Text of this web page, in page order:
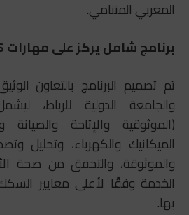
المغربي المتنامي.
برنامج شامل يركز على مهارات RAMS الأساسية
(الموثوقية والإتاحة
الميكانيك والكهرباء، وتحليل
والموثوقة، والتحقق من صحة
الخدمة وفقًا لأعلى معايير
بها.